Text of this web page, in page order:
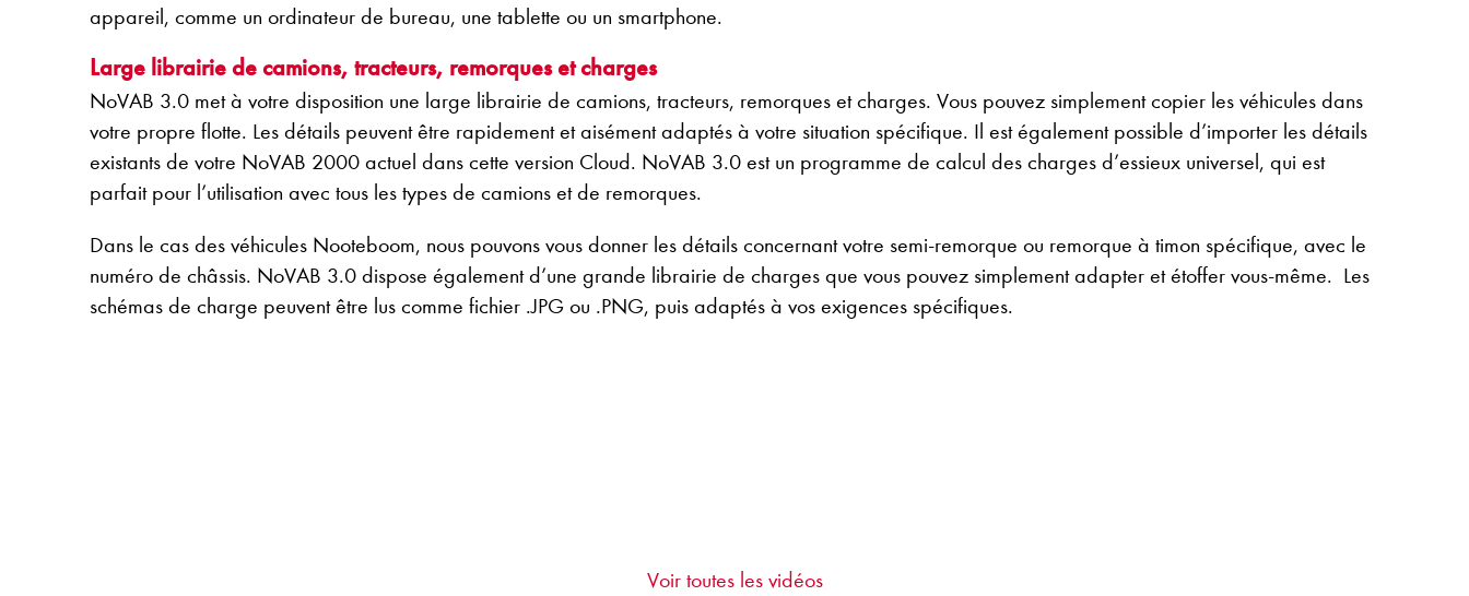
appareil, comme un ordinateur de bureau, une tablette ou un smartphone.
Large librairie de camions, tracteurs, remorques et charges
NoVAB 3.0 met à votre disposition une large librairie de camions, tracteurs, remorques et charges. Vous pouvez simplement copier les véhicules dans
votre propre flotte. Les détails peuvent être rapidement et aisément adaptés à votre situation spécifique. Il est également possible d’importer les détails
existants de votre NoVAB 2000 actuel dans cette version Cloud. NoVAB 3.0 est un programme de calcul des charges d’essieux universel, qui est
parfait pour l’utilisation avec tous les types de camions et de remorques.
Dans le cas des véhicules Nooteboom, nous pouvons vous donner les détails concernant votre semi-remorque ou remorque à timon spécifique, avec le
numéro de châssis. NoVAB 3.0 dispose également d’une grande librairie de charges que vous pouvez simplement adapter et étoffer vous-même. Les
schémas de charge peuvent être lus comme fichier .JPG ou .PNG, puis adaptés à vos exigences spécifiques.
Voir toutes les vidéos